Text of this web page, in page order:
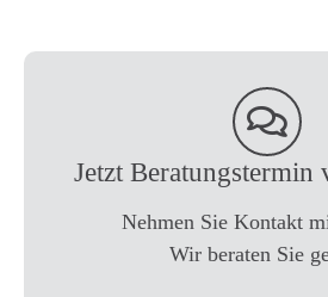
Jetzt Beratungstermin
Nehmen Sie Kontakt
Wir beraten Sie